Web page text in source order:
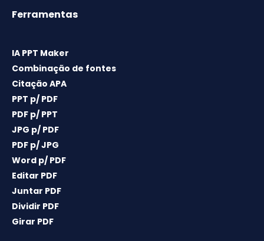
Ferramentas
IA PPT Maker
Combinação de fontes
Citação APA
PPT p/ PDF
PDF p/ PPT
JPG p/ PDF
PDF p/ JPG
Word p/ PDF
Editar PDF
Juntar PDF
Dividir PDF
Girar PDF